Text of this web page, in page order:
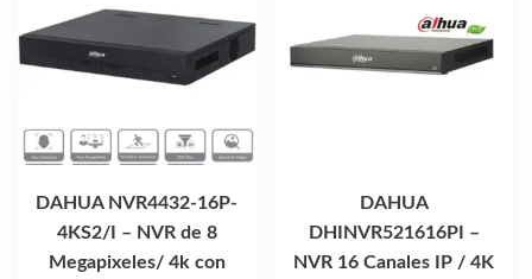
DAHUA NVR4432-16P-
4KS2/I – NVR de 8
Megapixeles/ 4k con
DAHUA
DHINVR521616PI –
NVR 16 Canales IP / 4K